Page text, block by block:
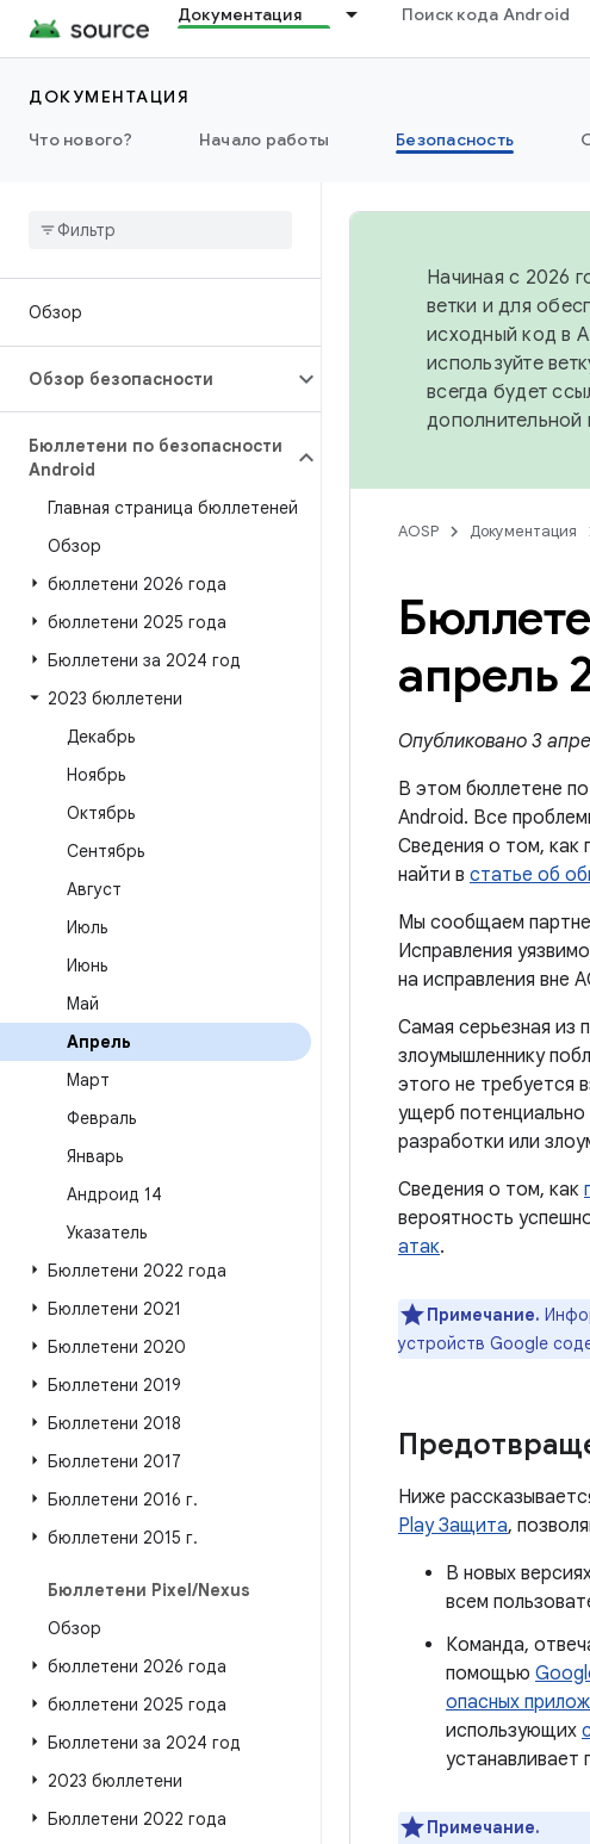
Документация Поиск кода Android
ДОКУМЕНТАЦИЯ
Что нового?
Начало работы Безопасность
Обзор
Обзор безопасности
Бюллетени по безопасности
Android
Главная страница бюллетеней
Обзор
бюллетени 2026 года
бюллетени 2025 года
Бюллетени за 2024 год
2023 бюллетени
Декабрь
Ноябрь
Октябрь
Сентябрь
Август
Июль
Июнь
Май
Апрель
Март
Февраль
Январь
Андроид 14
Указатель
Бюллетени 2022 года
Бюллетени 2021
Бюллетени 2020
Бюллетени 2019
Бюллетени 2018
Бюллетени 2017
Бюллетени 2016 г.
бюллетени 2015 г.
Бюллетени Pixel/Nexus
Обзор
бюллетени 2026 года
бюллетени 2025 года
Бюллетени за 2024 год
2023 бюллетени
Бюллетени 2022 года
Начиная с 2026
ветки и для
исходный код в
используйте
всегда будет
AOSP Документация
апрель
Опубликовано 3
В этом бюллетене
Android. Все
Сведения о том, как
найти в статье об
Мы сообщаем
Исправления
на исправления вне
Самая серьезная из
злоумышленнику
этого не требуется
ущерб
разработки или
Сведения о том, как
вероятность
атак.
Примечание.
устройств Google
Ниже
Play Защита,
В новых
всем
Команда,
помощью
опасных
использующих
устанавливает
Примечание.